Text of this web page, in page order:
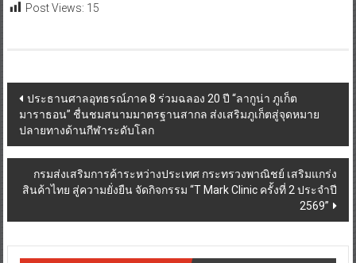
Post Views: 15
Post
navigation
ประธานศาลอุทธรณ์ภาค 8 ร่วมฉลอง 20 ปี “ลากูน่า ภูเก็ต
มาราธอน” ชื่นชมสนามมาตรฐานสากล ส่งเสริมภูเก็ตสู่จุดหมาย
ปลายทางด้านกีฬาระดับโลก
กรมส่งเสริมการค้าระหว่างประเทศ กระทรวงพาณิชย์ เสริมแกร่ง
สินค้าไทย สู่ความยั่งยืน จัดกิจกรรม “T Mark Clinic ครั้งที่ 2 ประจำปี
2569”